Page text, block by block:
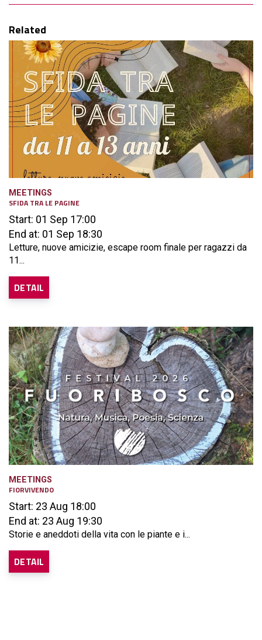
Related
MEETINGS
SFIDA TRA LE PAGINE
Start: 01 Sep 17:00
End at: 01 Sep 18:30
Letture, nuove amicizie, escape room finale per ragazzi da
11...
DETAIL
MEETINGS
FIORVIVENDO
Start: 23 Aug 18:00
End at: 23 Aug 19:30
Storie e aneddoti della vita con le piante e i...
DETAIL